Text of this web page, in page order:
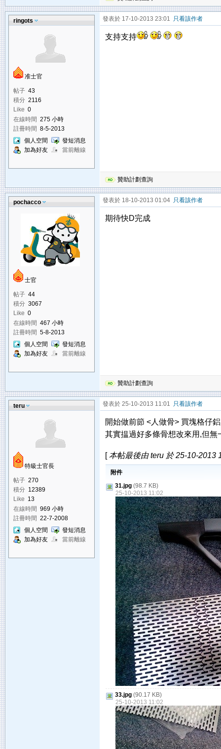
ringots
准士官
帖子 43
積分 2116
Like 0
在線時間 275 小時
註冊時間 8-5-2013
個人空間
發短消息
加為好友
當前離線
發表於 17-10-2013 23:01 只看該作者
支持支持
贊助計劃查詢
pochacco
士官
帖子 44
積分 3067
Like 0
在線時間 467 小時
註冊時間 5-8-2013
個人空間
發短消息
加為好友
當前離線
發表於 18-10-2013 01:04 只看該作者
期待快D完成
贊助計劃查詢
teru
特級士官長
帖子 270
積分 12389
Like 13
在線時間 969 小時
註冊時間 22-7-2008
個人空間
發短消息
加為好友
當前離線
發表於 25-10-2013 11:01 只看該作者
開始做前節 <人做骨> 買塊格仔
其實揾過好多條骨想改來用,但無
[本帖最後由 teru 於 25-10-2013
附件
31.jpg (98.7 KB)
25-10-2013 11:02
33.jpg (90.17 KB)
25-10-2013 11:02